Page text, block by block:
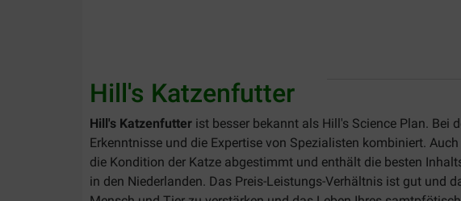
Hill's Katzenfutter
Hill's Katzenfutter ist besser bekannt als Hill's Science Plan.
Erkenntnisse und die Expertise von Spezialisten kombiniert.
die Kondition der Katze abgestimmt und enthält die besten
in den Niederlanden. Das Preis-Leistungs-Verhältnis ist gut und